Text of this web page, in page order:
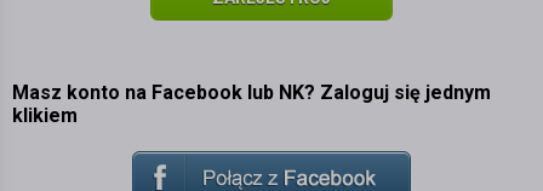
Masz konto na Facebook lub NK? Zaloguj się jednym
klikiem